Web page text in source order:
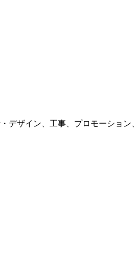
デザイン、工事、プロモーション、